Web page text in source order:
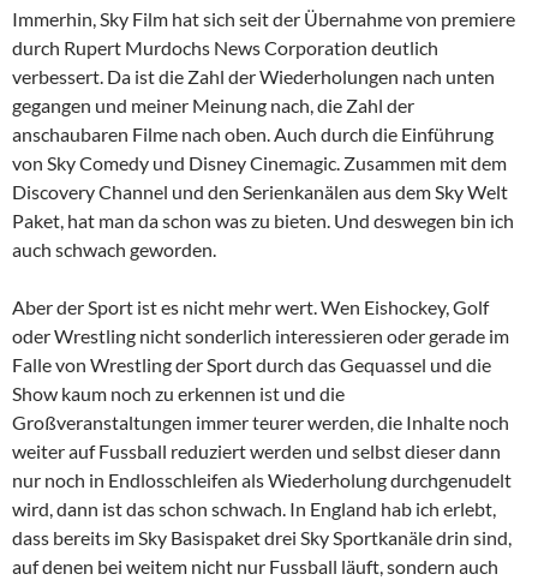
Immerhin, Sky Film hat sich seit der Übernahme von premiere
durch Rupert Murdochs News Corporation deutlich
verbessert. Da ist die Zahl der Wiederholungen nach unten
gegangen und meiner Meinung nach, die Zahl der
anschaubaren Filme nach oben. Auch durch die Einführung
von Sky Comedy und Disney Cinemagic. Zusammen mit dem
Discovery Channel und den Serienkanälen aus dem Sky Welt
Paket, hat man da schon was zu bieten. Und deswegen bin ich
auch schwach geworden.
Aber der Sport ist es nicht mehr wert. Wen Eishockey, Golf
oder Wrestling nicht sonderlich interessieren oder gerade im
Falle von Wrestling der Sport durch das Gequassel und die
Show kaum noch zu erkennen ist und die
Großveranstaltungen immer teurer werden, die Inhalte noch
weiter auf Fussball reduziert werden und selbst dieser dann
nur noch in Endlosschleifen als Wiederholung durchgenudelt
wird, dann ist das schon schwach. In England hab ich erlebt,
dass bereits im Sky Basispaket drei Sky Sportkanäle drin sind,
auf denen bei weitem nicht nur Fussball läuft, sondern auch